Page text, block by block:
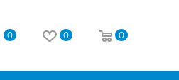
0 0 0